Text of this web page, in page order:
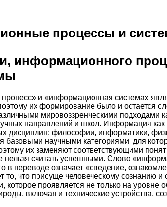
процессы и
информационного
и «информационная система»
их формирование было и остается
мировоззренческими подходами
направлений и школ. Информация как
дисциплин: философии, информатики,
базовыми научными категориями, для
их заменяют соответствующими
нельзя считать успешными. Слово
в переводе означает «сведение,
то, что присуще человеческому сознанию
которое проявляется не только на уровне
включая и технические устройства,